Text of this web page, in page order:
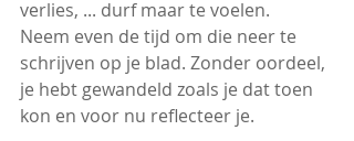
verlies, ... durf maar te voelen.
Neem even de tijd om die neer te
schrijven op je blad. Zonder oordeel,
je hebt gewandeld zoals je dat toen
kon en voor nu reflecteer je.